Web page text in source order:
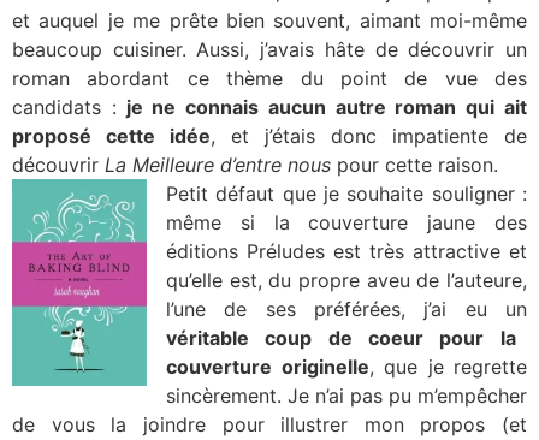
et auquel je me prête bien souvent, aimant moi-même
beaucoup cuisiner. Aussi, j’avais hâte de découvrir un
roman abordant ce thème du point de vue des
candidats : je ne connais aucun autre roman qui ait
proposé cette idée, et j’étais donc impatiente de
découvrir La Meilleure d’entre nous pour cette raison.
Petit défaut que je souhaite souligner :
même si la couverture jaune des
éditions Préludes est très attractive et
qu’elle est, du propre aveu de l’auteure,
l’une de ses préférées, j’ai eu un
véritable coup de coeur pour la
couverture originelle, que je regrette
sincèrement. Je n’ai pas pu m’empêcher
de vous la joindre pour illustrer mon propos (et